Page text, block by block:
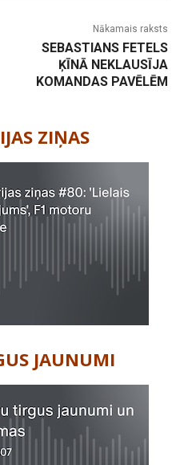
Nākamais raksts
SEBASTIANS FETELS
ĶĪNĀ NEKLAUSĪJA
KOMANDAS PAVĒLĒM
ZIŅAS
JAUNUMI